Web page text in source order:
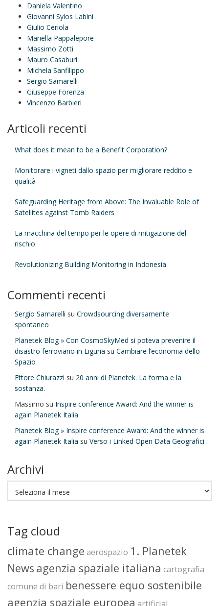
Daniela Valentino
Giovanni Sylos Labini
Giulio Ceriola
Mariella Pappalepore
Massimo Zotti
Mauro Casaburi
Michela Sanfilippo
Sergio Samarelli
Giuseppe Forenza
Vincenzo Barbieri
Articoli recenti
What does it mean to be a Benefit Corporation?
Monitorare i vigneti dallo spazio per migliorare reddito e
qualità
Safeguarding Heritage from Above: The Invaluable Role of
Satellites against Tomb Raiders
La macchina del tempo per le opere di mitigazione del
rischio
Revolutionizing Building Monitoring in Indonesia
Commenti recenti
Sergio Samarelli su Crowdsourcing diversamente
spontaneo
Planetek Blog » Con CosmoSkyMed si poteva prevenire il
disastro ferroviario in Liguria su Cambiare l’economia dello
Spazio
Ettore Chiurazzi su 20 anni di Planetek. La forma e la
sostanza.
Massimo su Inspire conference Award: And the winner is
again Planetek Italia
Planetek Blog » Inspire conference Award: And the winner is
again Planetek Italia su Verso i Linked Open Data Geografici
Archivi
Tag cloud
climate change aerospazio 1. Planetek
News agenzia spaziale italiana cartografia
comune di bari benessere equo sostenibile
agenzia spaziale europea artificial